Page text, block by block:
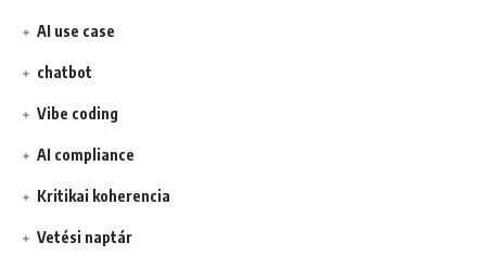
AI use case
chatbot
Vibe coding
AI compliance
Kritikai koherencia
Vetési naptár